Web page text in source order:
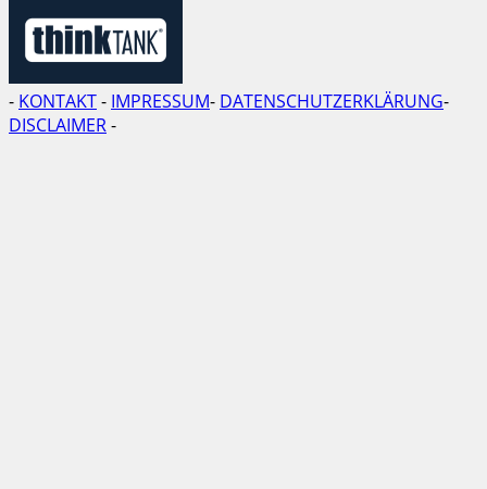
- KONTAKT- IMPRESSUM- DATENSCHUTZERKLÄRUNG-
DISCLAIMER-